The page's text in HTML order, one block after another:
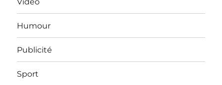
Humour
Publicité
Sport